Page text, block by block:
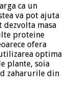
ca un
va pot ajuta
dezvolta masa
proteine
ofera
optima
plante, soia
zaharurile din